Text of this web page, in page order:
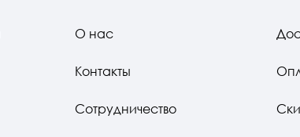
О нас
Контакты
Сотрудничество